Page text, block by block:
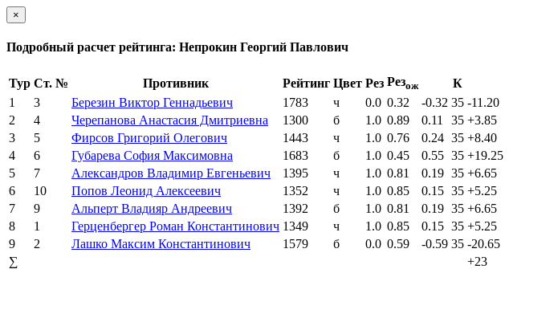
×
Подробный расчет рейтинга: Непрокин Георгий Павлович
Тур Ст. № Противник Рейтинг Цвет Рез Резож
К
1
3 Березин Виктор Геннадьевич 1783 ч 0.0 0.32 -0.32 35 -11.20
2
4 Черепанова Анастасия Дмитриевна 1300 б 1.0 0.89 0.11 35 +3.85
3
5 Фирсов Григорий Олегович 1443 ч 1.0 0.76 0.24 35 +8.40
4
6 Губарева София Максимовна 1683 б 1.0 0.45 0.55 35 +19.25
5
7 Александров Владимир Евгеньевич 1395 ч 1.0 0.81 0.19 35 +6.65
6
10 Попов Леонид Алексеевич 1352 ч 1.0 0.85 0.15 35 +5.25
7
9 Альперт Владияр Андреевич 1392 б 1.0 0.81 0.19 35 +6.65
8
1 Герценбергер Роман Константинович 1349 ч 1.0 0.85 0.15 35 +5.25
9
2 Лашко Максим Константинович 1579 б 0.0 0.59 -0.59 35 -20.65
∑
+23